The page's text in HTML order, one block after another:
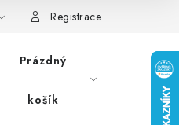
Registrace
Prázdný
košík